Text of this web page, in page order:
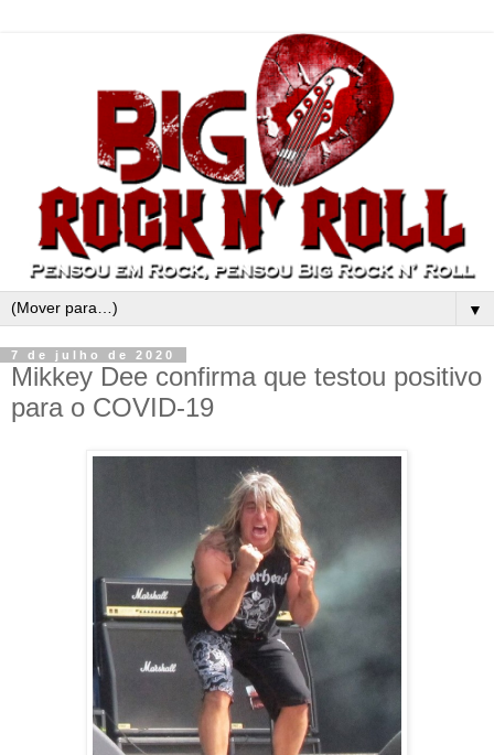
▼
7 de julho de 2020
Mikkey Dee confirma que testou positivo
para o COVID-19